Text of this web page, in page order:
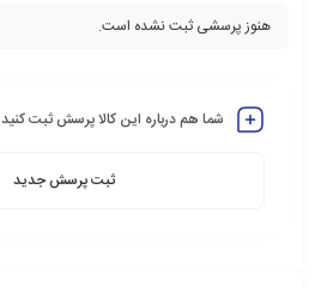
هنوز پرسشی ثبت نشده است.
شما هم درباره این کالا پرسش ثبت کنید
ثبت پرسش جدید